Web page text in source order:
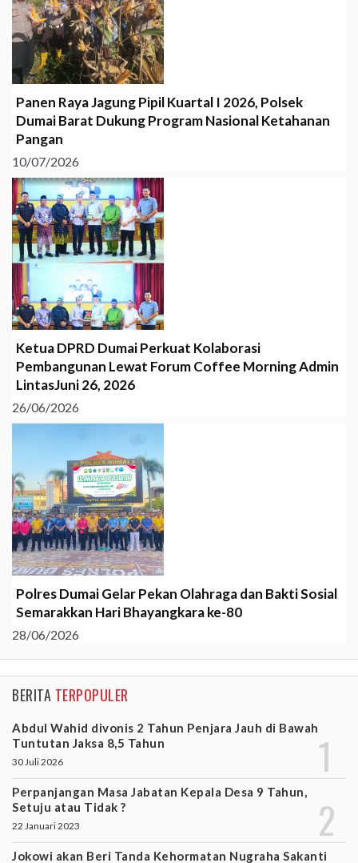
Panen Raya Jagung Pipil Kuartal I 2026, Polsek
Dumai Barat Dukung Program Nasional Ketahanan
Pangan
10/07/2026
Ketua DPRD Dumai Perkuat Kolaborasi
Pembangunan Lewat Forum Coffee Morning Admin
LintasJuni 26, 2026
26/06/2026
Polres Dumai Gelar Pekan Olahraga dan Bakti Sosial
Semarakkan Hari Bhayangkara ke-80
28/06/2026
BERITA TERPOPULER
Abdul Wahid divonis 2 Tahun Penjara Jauh di Bawah
Tuntutan Jaksa 8,5 Tahun
30 Juli 2026
Perpanjangan Masa Jabatan Kepala Desa 9 Tahun,
Setuju atau Tidak ?
22 Januari 2023
Jokowi akan Beri Tanda Kehormatan Nugraha Sakanti